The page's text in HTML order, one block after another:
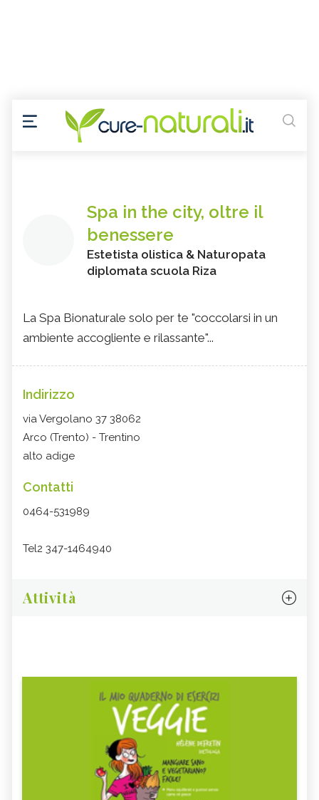
Spa in the city, oltre il
benessere
Estetista olistica & Naturopata
diplomata scuola Riza
La Spa Bionaturale solo per te "coccolarsi in un
ambiente accogliente e rilassante"...
Indirizzo
via Vergolano 37 38062
Arco (Trento) - Trentino
alto adige
Contatti
0464-531989
Tel2 347-1464940
Attività